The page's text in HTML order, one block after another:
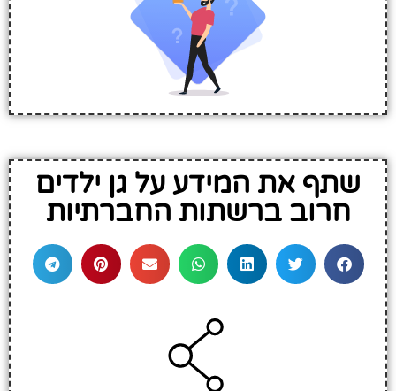
שתף את המידע על גן ילדים
חרוב ברשתות החברתיות